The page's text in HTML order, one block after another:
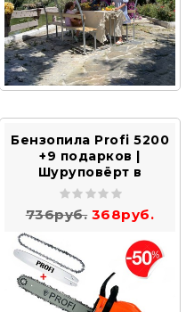
Бензопила Profi 5200
+9 подарков |
Шуруповёрт в
подарок!
736руб. 368руб.